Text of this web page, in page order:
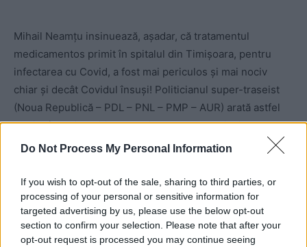
Do Not Process My Personal Information
If you wish to opt-out of the sale, sharing to third parties, or
processing of your personal or sensitive information for
targeted advertising by us, please use the below opt-out
section to confirm your selection. Please note that after your
opt-out request is processed you may continue seeing
Mihail Neamțu insinuează, așadar, că tratamentul
medicamentos primit în spitalul din Timișoara, pentru
infectarea cu Covid, a fost mai periculos și mai nociv
chiar și decât Covidul însuși! Politicianul super-traseist
(Noua Republică – PDL – PNL – PMP – AUR) arată astfel
că și-a însușit politica anarhistă a AUR. N-a ieșit la
proteste anti-Covid alături de Simion și Șoșoacă în 2020,
și înfierarea „protocolului lui Arafat”.
În aceeași zi, Neamțu și-a șters mesajul! Râdea lumea de
el… Oricum râde lumea de el.